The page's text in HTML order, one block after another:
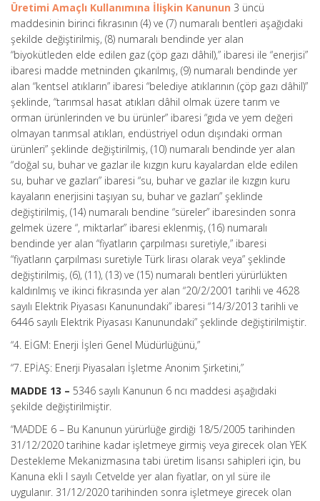
Üretimi Amaçlı Kullanımına İlişkin Kanunun 3 üncü
maddesinin birinci fıkrasının (4) ve (7) numaralı bentleri aşağıdaki
şekilde değiştirilmiş, (8) numaralı bendinde yer alan
“biyokütleden elde edilen gaz (çöp gazı dâhil),” ibaresi ile “enerjisi”
ibaresi madde metninden çıkarılmış, (9) numaralı bendinde yer
alan “kentsel atıkların” ibaresi “belediye atıklarının (çöp gazı dâhil)”
şeklinde, “tarımsal hasat atıkları dâhil olmak üzere tarım ve
orman ürünlerinden ve bu ürünler” ibaresi “gıda ve yem değeri
olmayan tarımsal atıkları, endüstriyel odun dışındaki orman
ürünleri” şeklinde değiştirilmiş, (10) numaralı bendinde yer alan
“doğal su, buhar ve gazlar ile kızgın kuru kayalardan elde edilen
su, buhar ve gazları” ibaresi “su, buhar ve gazlar ile kızgın kuru
kayaların enerjisini taşıyan su, buhar ve gazları” şeklinde
değiştirilmiş, (14) numaralı bendine “süreler” ibaresinden sonra
gelmek üzere “, miktarlar” ibaresi eklenmiş, (16) numaralı
bendinde yer alan “fiyatların çarpılması suretiyle,” ibaresi
“fiyatların çarpılması suretiyle Türk lirası olarak veya” şeklinde
değiştirilmiş, (6), (11), (13) ve (15) numaralı bentleri yürürlükten
kaldırılmış ve ikinci fıkrasında yer alan “20/2/2001 tarihli ve 4628
sayılı Elektrik Piyasası Kanunundaki” ibaresi “14/3/2013 tarihli ve
6446 sayılı Elektrik Piyasası Kanunundaki” şeklinde değiştirilmiştir.
“4. EİGM: Enerji İşleri Genel Müdürlüğünü,”
“7. EPİAŞ: Enerji Piyasaları İşletme Anonim Şirketini,”
MADDE 13 – 5346 sayılı Kanunun 6 ncı maddesi aşağıdaki
şekilde değiştirilmiştir.
“MADDE 6 – Bu Kanunun yürürlüğe girdiği 18/5/2005 tarihinden
31/12/2020 tarihine kadar işletmeye girmiş veya girecek olan YEK
Destekleme Mekanizmasına tabi üretim lisansı sahipleri için, bu
Kanuna ekli I sayılı Cetvelde yer alan fiyatlar, on yıl süre ile
uygulanır. 31/12/2020 tarihinden sonra işletmeye girecek olan